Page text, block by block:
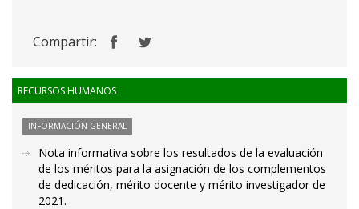
Compartir:
RECURSOS HUMANOS
INFORMACIÓN GENERAL
Nota informativa sobre los resultados de la evaluación
de los méritos para la asignación de los complementos
de dedicación, mérito docente y mérito investigador de
2021.